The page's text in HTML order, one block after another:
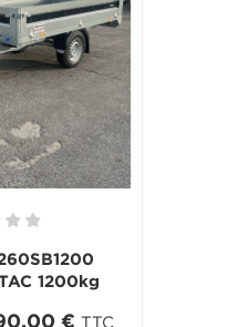
1200kg
€ TTC